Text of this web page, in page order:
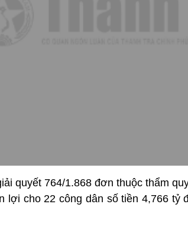
quyết 764/1.868 đơn thuộc thẩm
lợi cho 22 công dân số tiền 4,766 tỷ